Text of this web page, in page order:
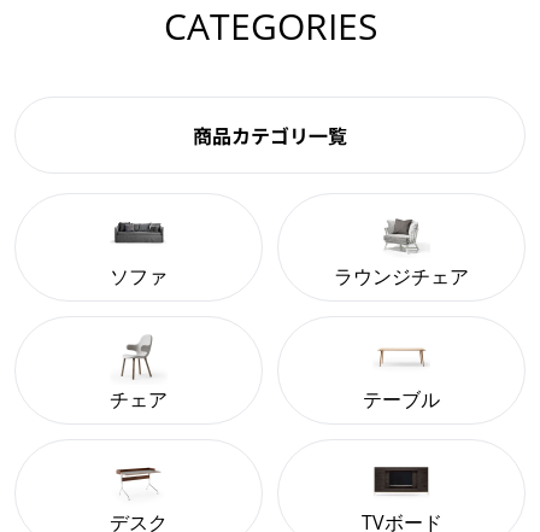
CATEGORIES
商品カテゴリ一覧
ソファ ラウンジチェア
チェア テーブル
デスク TVボード